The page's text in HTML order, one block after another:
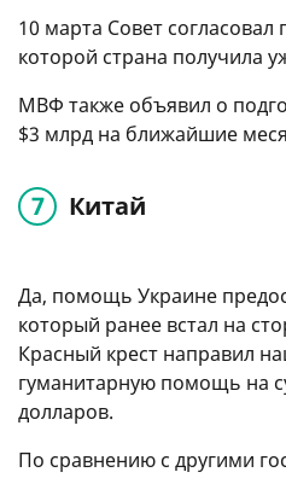
10 марта Совет
которой страна получила
МВФ также объявил о
$3 млрд на ближайшие
Китай
Да, помощь Украине
который ранее встал на
Красный крест направил
гуманитарную помощь на
долларов.
По сравнению с другими